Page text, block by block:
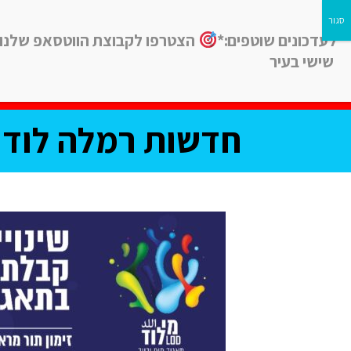
חדשות רמלה
לעדכונים שוטפים:*
הצטרפו לקבוצת הווטסאפ שלנו
שישי בעיר